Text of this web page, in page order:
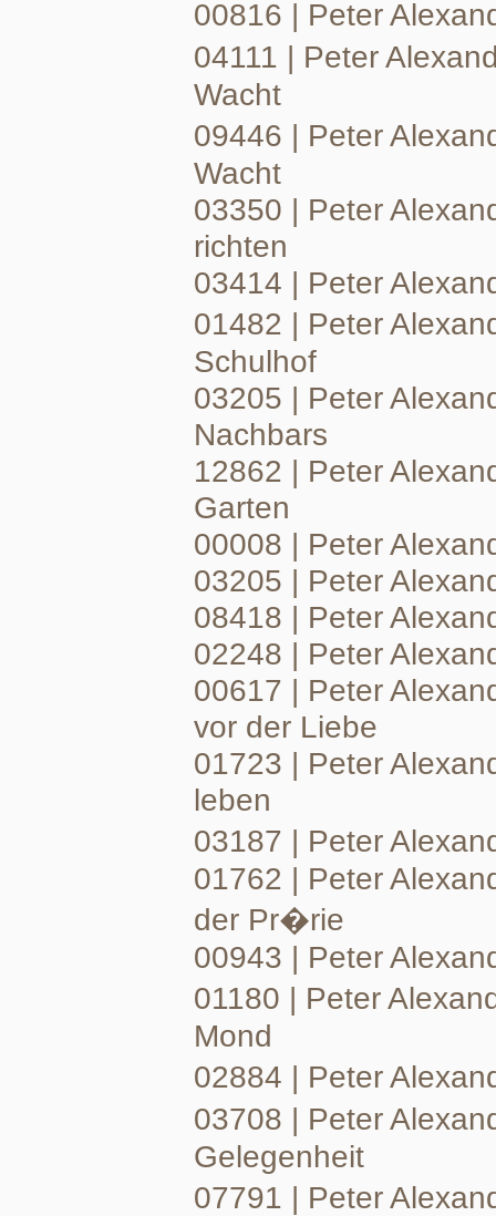
00816 | Peter
04111 | Peter
Wacht
09446 | Peter
Wacht
03350 | Peter
richten
03414 | Peter
01482 | Peter
Schulhof
03205 | Peter
Nachbars
12862 | Peter
Garten
00008 | Peter
03205 | Peter
08418 | Peter
02248 | Peter
00617 | Peter
vor der Liebe
01723 | Peter
leben
03187 | Peter
01762 | Peter
der Pr�rie
00943 | Peter
01180 | Peter
Mond
02884 | Peter
03708 | Peter
Gelegenheit
07791 | Peter